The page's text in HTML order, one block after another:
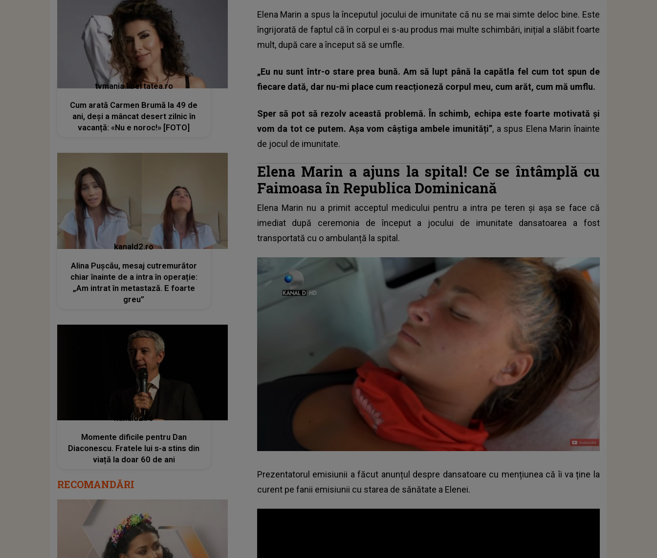
Elena Marin a spus la începutul jocului de imunitate că nu se mai simte deloc bine. Este
îngrijorată de faptul că în corpul ei s-au produs mai multe schimbări, inițial a slăbit foarte
mult, după care a început să se umfle.
„Eu nu sunt într-o stare prea bună. Am să lupt până la capătla fel cum tot spun de
fiecare dată, dar nu-mi place cum reacționeză corpul meu, cum arăt, cum mă umflu.
Sper să pot să rezolv această problemă. În schimb, echipa este foarte motivată și
vom da tot ce putem. Așa vom câștiga ambele imunități”, a spus Elena Marin înainte
de jocul de imunitate.
Elena Marin a ajuns la spital! Ce se întâmplă cu
Faimoasa în Republica Dominicană
Elena Marin nu a primit acceptul medicului pentru a intra pe teren și așa se face că
imediat după ceremonia de început a jocului de imunitate dansatoarea a fost
transportată cu o ambulanță la spital.
Prezentatorul emisiunii a făcut anunțul despre dansatoare cu mențiunea că îi va ține la
curent pe fanii emisiunii cu starea de sănătate a Elenei.
tvmania.libertatea.ro
Cum arată Carmen Brumă la 49 de
ani, deși a mâncat desert zilnic în
vacanță: «Nu e noroc!» [FOTO]
kanald2.ro
Alina Pușcău, mesaj cutremurător
chiar înainte de a intra în operație:
„Am intrat în metastază. E foarte
greu”
kanald2.ro
Momente dificile pentru Dan
Diaconescu. Fratele lui s-a stins din
viață la doar 60 de ani
RECOMANDĂRI